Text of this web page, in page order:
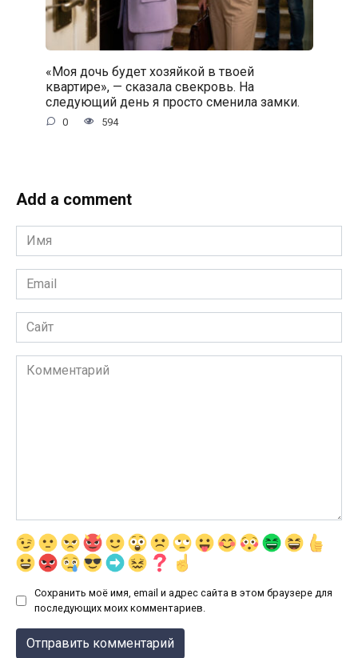
«Моя дочь будет хозяйкой в твоей
квартире», — сказала свекровь. На
следующий день я просто сменила замки.
0 594
Add a comment
Имя
*
Email
*
Сайт
Комментарий
Сохранить моё имя, email и адрес сайта в этом браузере для
последующих моих комментариев.